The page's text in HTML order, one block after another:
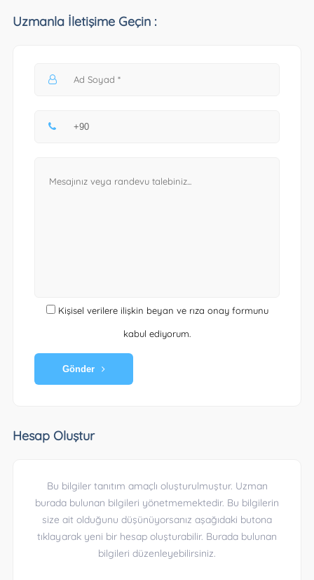
Uzmanla İletişime Geçin :
Kişisel verilere ilişkin beyan ve rıza onay formunu
kabul ediyorum.
Gönder
Hesap Oluştur
Bu bilgiler tanıtım amaçlı oluşturulmuştur. Uzman
burada bulunan bilgileri yönetmemektedir. Bu bilgilerin
size ait olduğunu düşünüyorsanız aşağıdaki butona
tıklayarak yeni bir hesap oluşturabilir. Burada bulunan
bilgileri düzenleyebilirsiniz.